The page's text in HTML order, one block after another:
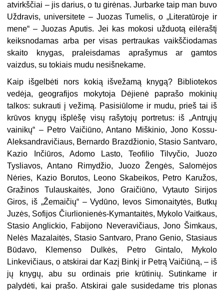
atvirkščiai – jis darius, o tu girėnas. Jurbarke taip man buvo
Uždravis, universitete – Juozas Tumelis, o „Literatūroje ir
mene“ – Juozas Aputis. Jei kas mokosi užduotą eilėraštį
keiksnodamas arba per visas pertraukas vaikščiodamas
skaito knygas, praleisdamas aprašymus ar gamtos
vaizdus, su tokiais mudu nesišnekame.
Kaip išgelbėti nors kokią išvežamą knygą? Bibliotekos
vedėja, geografijos mokytoja Dėjienė paprašo mokinių
talkos: sukrauti į vežimą. Pasisiūlome ir mudu, prieš tai iš
krūvos knygų išplėšę visų rašytojų portretus: iš „Antrųjų
vainikų“ – Petro Vaičiūno, Antano Miškinio, Jono Kossu-
Aleksandravičiaus, Bernardo Brazdžionio, Stasio Santvaro,
Kazio Inčiūros, Adomo Lasto, Teofilio Tilvyčio, Juozo
Tysliavos, Antano Rimydžio, Juozo Žengės, Salomėjos
Nėries, Kazio Borutos, Leono Skabeikos, Petro Karužos,
Gražinos Tulauskaitės, Jono Graičiūno, Vytauto Sirijos
Giros, iš „Žemaičių“ – Vydūno, Ievos Simonaitytės, Butkų
Juzės, Sofijos Čiurlionienės-Kymantaitės, Mykolo Vaitkaus,
Stasio Anglickio, Fabijono Neveravičiaus, Jono Šimkaus,
Nelės Mazalaitės, Stasio Santvaro, Prano Genio, Stasiaus
Būdavo, Klemenso Dulkės, Petro Gintalo, Mykolo
Linkevičiaus, o atskirai dar Kazį Binkį ir Petrą Vaičiūną, – iš
jų knygų, abu su ordinais prie krūtinių. Sutinkame ir
palydėti, kai prašo. Atskirai gale susidedame tris plonas